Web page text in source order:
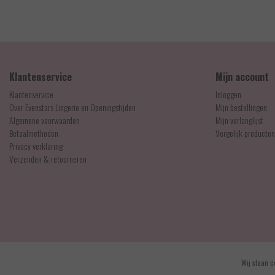
Klantenservice
Klantenservice
Over Evenstars Lingerie en Openingstijden
Algemene voorwaarden
Betaalmethoden
Privacy verklaring
Verzenden & retourneren
Mijn account
Inloggen
Mijn bestellingen
Mijn verlanglijst
Vergelijk producten
RSS Feed
Wij slaan